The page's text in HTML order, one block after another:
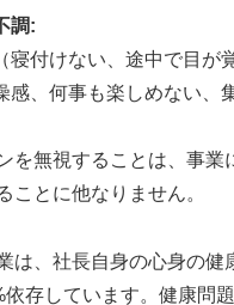
調:
寝付けない、途中で目が
感、何事も楽しめない、
を無視することは、事業
ことに他なりません。
は、社長自身の心身の健
存しています。健康問